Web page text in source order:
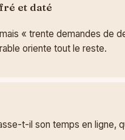
et daté
« trente demandes de
oriente tout le reste.
t-il son temps en ligne,